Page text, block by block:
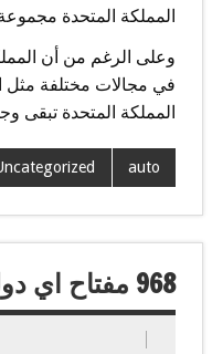
المملكة المتحدة
وعلى الرغم من أن
في مجالات مختلفة مثل
المملكة المتحدة تبقى
auto
968 مفتاح اي دولة مع معلومات عنها